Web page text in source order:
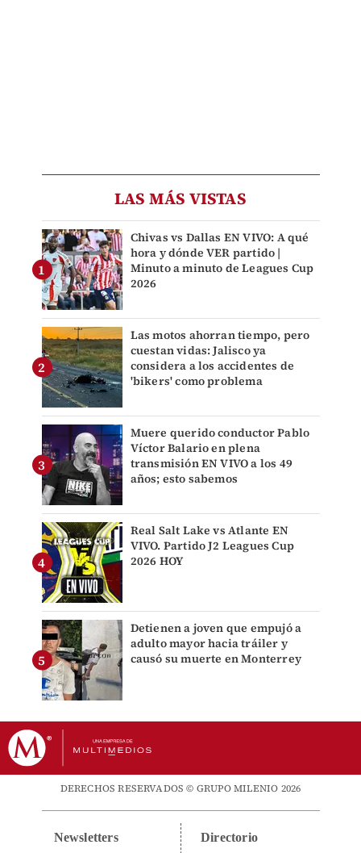
LAS MÁS VISTAS
Chivas vs Dallas EN VIVO: A qué
hora y dónde VER partido |
Minuto a minuto de Leagues Cup
2026
Las motos ahorran tiempo, pero
cuestan vidas: Jalisco ya
considera a los accidentes de
'bikers' como problema
Muere querido conductor Pablo
Víctor Balario en plena
transmisión EN VIVO a los 49
años; esto sabemos
Real Salt Lake vs Atlante EN
VIVO. Partido J2 Leagues Cup
2026 HOY
Detienen a joven que empujó a
adulto mayor hacia tráiler y
causó su muerte en Monterrey
DERECHOS RESERVADOS © GRUPO MILENIO 2026
Newsletters Directorio